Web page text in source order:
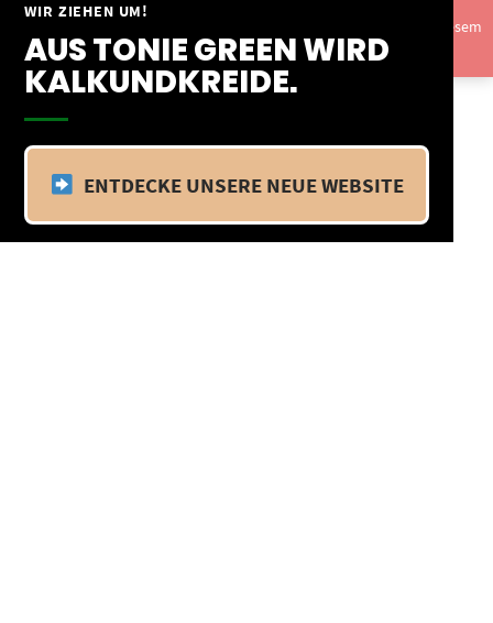
WIR ZIEHEN UM!
AUS TONIE GREEN WIRD
KALKUNDKREIDE.
ENTDECKE UNSERE NEUE WEBSITE
Springe
Inhalt
Vom 09.04.25 - 20.04.25 befinden wir uns im Betriebsurlaub. In diesem
Zeitraum findet kein Versand statt.Ausblenden